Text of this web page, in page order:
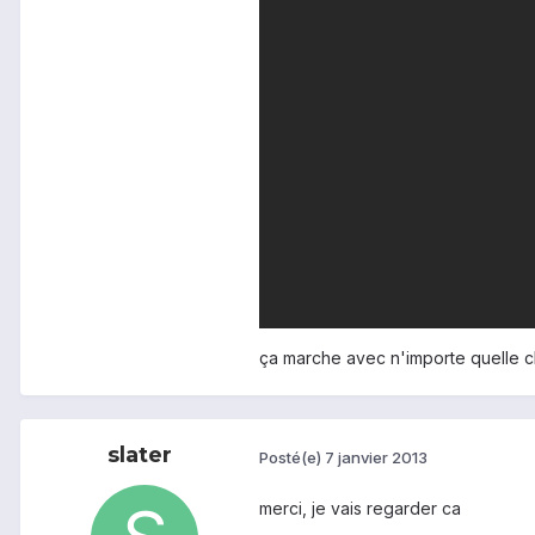
ça marche avec n'importe quelle
slater Posté(e) 7 janvier 2013
merci, je vais regarder ca